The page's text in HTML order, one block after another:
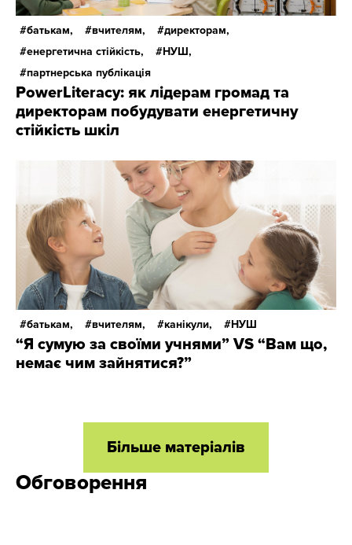
батькам, вчителям,
директорам,
енергетична стійкість,
НУШ,
партнерська публікація
PowerLiteracy: як лідерам громад та
директорам побудувати енергетичну
стійкість шкіл
батькам, вчителям, канікули, НУШ
“Я сумую за своїми учнями” VS “Вам що,
немає чим зайнятися?”
Більше матеріалів
Обговорення